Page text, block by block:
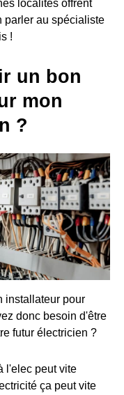
localités offrent
parler au spécialiste
!
un bon
mon
?
installateur pour
donc besoin d'être
futur électricien ?
l'elec peut vite
ça peut vite